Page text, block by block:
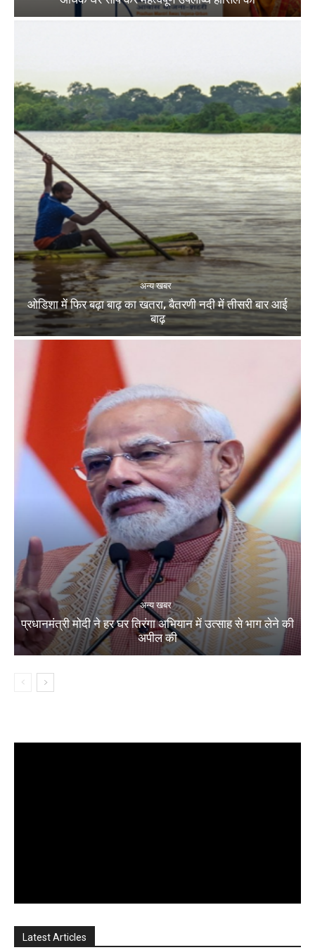
अन्य खबर
ओडिशा में फिर बढ़ा बाढ़ का खतरा, बैतरणी नदी में तीसरी बार आई
बाढ़
अन्य खबर
प्रधानमंत्री मोदी ने हर घर तिरंगा अभियान में उत्साह से भाग लेने की
अपील की
Latest Articles